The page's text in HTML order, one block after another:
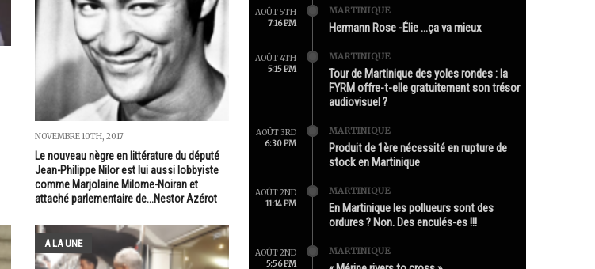
NOVEMBRE 10TH, 2017
Le nouveau nègre en littérature du député
Jean-Philippe Nilor est lui aussi lobbyiste
comme Marjolaine Milome-Noiran et
attaché parlementaire de...Nestor Azérot
A LA UNE
AOÛT 5TH
7:16 PM
MARTINIQUE
Hermann Rose -Élie …ça va mieux
AOÛT 4TH
5:15 PM
MARTINIQUE
Tour de Martinique des yoles rondes : la
FYRM offre-t-elle gratuitement son trésor
audiovisuel ?
AOÛT 3RD
6:30 PM
MARTINIQUE
Produit de 1ère nécessité en rupture de
stock en Martinique
AOÛT 2ND
11:14 PM
MARTINIQUE
En Martinique les pollueurs sont des
ordures ? Non. Des enculés-es !!!
AOÛT 2ND
5:56 PM
MARTINIQUE